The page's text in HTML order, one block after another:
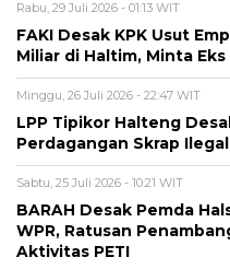
Rabu, 29 Juli 2026 - 01:13 WIT
FAKI Desak KPK Usut
Miliar di Haltim, Minta Eks
Minggu, 26 Juli 2026 - 22:47 WIT
LPP Tipikor Halteng
Perdagangan Skrap Ilegal
Sabtu, 25 Juli 2026 - 10:21 WIT
BARAH Desak Pemda
WPR, Ratusan
Aktivitas PETI